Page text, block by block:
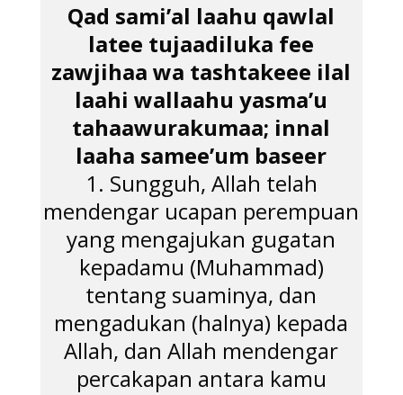
Qad sami’al laahu qawlal
latee tujaadiluka fee
zawjihaa wa tashtakeee ilal
laahi wallaahu yasma’u
tahaawurakumaa; innal
laaha samee’um baseer
1. Sungguh, Allah telah
mendengar ucapan perempuan
yang mengajukan gugatan
kepadamu (Muhammad)
tentang suaminya, dan
mengadukan (halnya) kepada
Allah, dan Allah mendengar
percakapan antara kamu